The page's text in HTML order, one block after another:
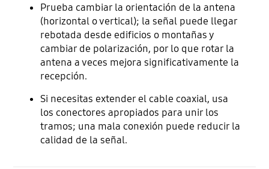
Prueba cambiar la orientación de la antena
(horizontal o vertical); la señal puede llegar
rebotada desde edificios o montañas y
cambiar de polarización, por lo que rotar la
antena a veces mejora significativamente la
recepción.
Si necesitas extender el cable coaxial, usa
los conectores apropiados para unir los
tramos; una mala conexión puede reducir la
calidad de la señal.